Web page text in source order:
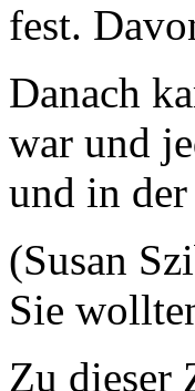
fest.
Danach
war und
und in
(Susan
Sie
Zu dieser